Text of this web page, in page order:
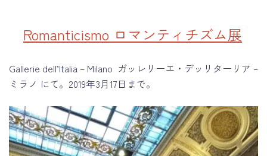
Romanticismo ロマンティチズム展
Gallerie dell’Italia – Milano ガッレリーエ・デッリターリア –
ミラノ にて。2019年3月17日まで。